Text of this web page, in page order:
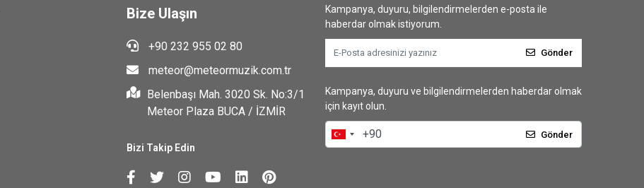
Bize Ulaşın
+90 232 955 02 80
meteor@meteormuzik.com.tr
Belenbaşı Mah. 3020 Sk. No:3/1
Meteor Plaza BUCA / İZMİR
Bizi Takip Edin
Kampanya, duyuru, bilgilendirmelerden e-posta ile
haberdar olmak istiyorum.
Gönder
Kampanya, duyuru ve bilgilendirmelerden haberdar olmak
için kayıt olun.
Gönder